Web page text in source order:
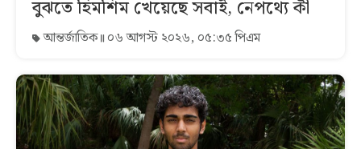
বুঝতে হিমশিম খেয়েছে সবাই, নেপথ্যে কী
আন্তর্জাতিক ০৬ আগস্ট ২০২৬, ০৫:৩৫ পিএম